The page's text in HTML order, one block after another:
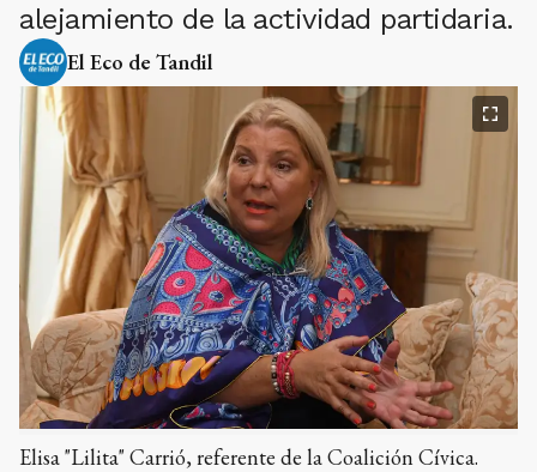
alejamiento de la actividad partidaria.
El Eco de Tandil
Elisa "Lilita" Carrió, referente de la Coalición Cívica.